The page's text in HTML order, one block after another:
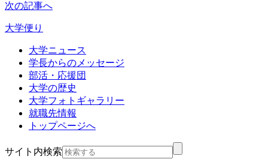
次の記事へ
大学便り
大学ニュース
学長からのメッセージ
部活・応援団
大学の歴史
大学フォトギャラリー
就職先情報
トップページへ
サイト内検索